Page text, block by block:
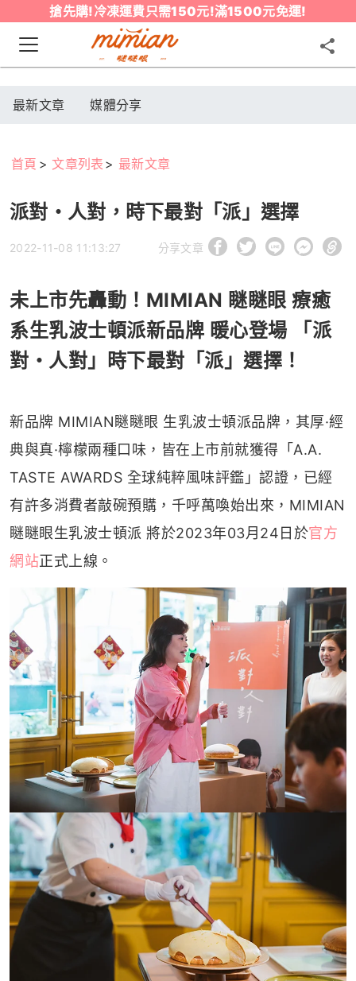
搶先購!冷凍運費只需150元!滿1500元免運!
最新文章 媒體分享
首頁 文章列表 最新文章
派對・人對，時下最對「派」選擇
2022-11-08 11:13:27 分享文章
未上市先轟動！MIMIAN 瞇瞇眼 療癒
系生乳波士頓派新品牌 暖心登場 「派
對・人對」時下最對「派」選擇！
新品牌 MIMIAN瞇瞇眼 生乳波士頓派品牌，其厚·經
典與真·檸檬兩種口味，皆在上市前就獲得「A.A.
TASTE AWARDS 全球純粹風味評鑑」認證，已經
有許多消費者敲碗預購，千呼萬喚始出來，MIMIAN
瞇瞇眼生乳波士頓派 將於2023年03月24日於官方
網站正式上線。